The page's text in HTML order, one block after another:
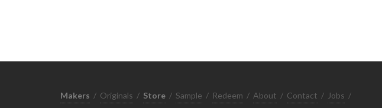
Makers / Originals / Store / Sample / Redeem / About / Contact / Jobs /